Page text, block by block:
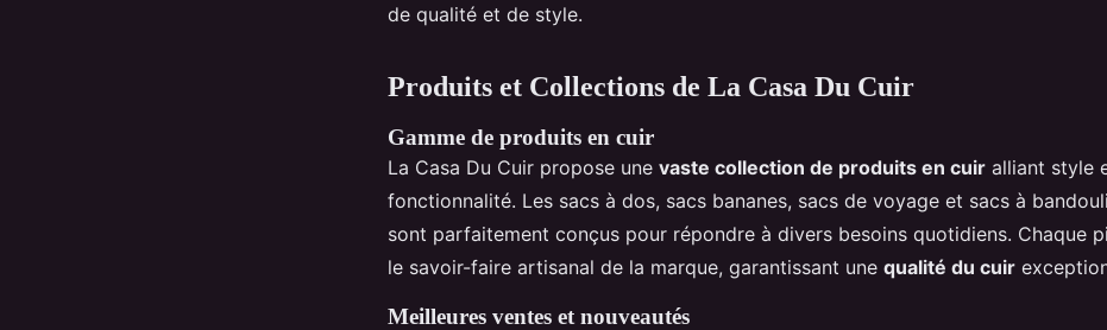
de qualité et de style.
Produits et Collections de La Casa Du Cuir
Gamme de produits en cuir
La Casa Du Cuir propose une vaste collection de produits en cuir alliant style
fonctionnalité. Les sacs à dos, sacs bananes, sacs de voyage et sacs à
sont parfaitement conçus pour répondre à divers besoins quotidiens. Chaque
le savoir-faire artisanal de la marque, garantissant une qualité du cuir
Meilleures ventes et nouveautés